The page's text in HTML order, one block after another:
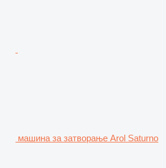
машина за затворање Arol Saturno